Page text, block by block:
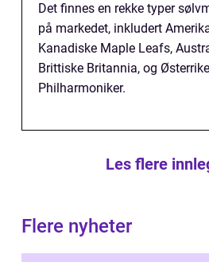
Det finnes en rekke typer
på markedet, inkludert
Kanadiske Maple Leafs,
Brittiske Britannia, og
Philharmoniker.
Les flere
Flere nyheter